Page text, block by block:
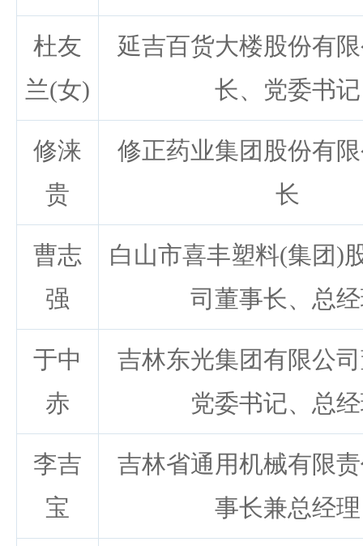
杜友
兰(女)
延吉百货大楼股份有
长、党委书记
修涞
贵
修正药业集团股份有
长
曹志
强
白山市喜丰塑料(集团)
司董事长、总
于中
赤
吉林东光集团有限公
党委书记、总
李吉
宝
吉林省通用机械有限
事长兼总经理